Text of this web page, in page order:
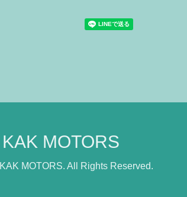
KAK MOTORS
KAK MOTORS. All Rights Reserved.